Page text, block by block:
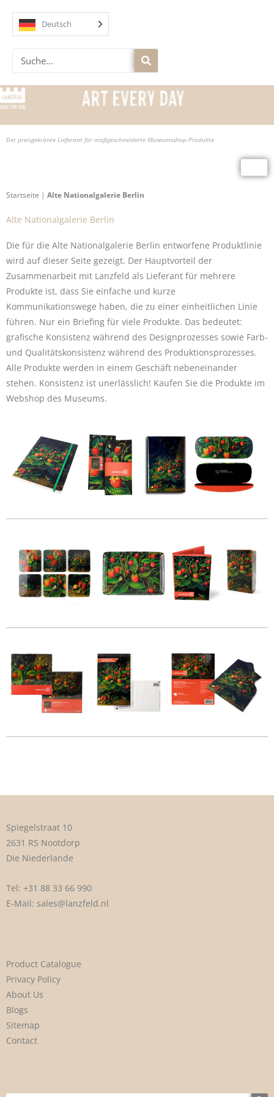
Inhalt
springen
Deutsch
Suche
Der preisgekrönte Lieferant für maßgeschneiderte Museumsshop-Produkte
Startseite | Alte Nationalgalerie Berlin
Alte Nationalgalerie Berlin
Die für die Alte Nationalgalerie Berlin entworfene Produktlinie
wird auf dieser Seite gezeigt. Der Hauptvorteil der
Zusammenarbeit mit Lanzfeld als Lieferant für mehrere
Produkte ist, dass Sie einfache und kurze
Kommunikationswege haben, die zu einer einheitlichen Linie
führen. Nur ein Briefing für viele Produkte. Das bedeutet:
grafische Konsistenz während des Designprozesses sowie Farb-
und Qualitätskonsistenz während des Produktionsprozesses.
Alle Produkte werden in einem Geschäft nebeneinander
stehen. Konsistenz ist unerlässlich! Kaufen Sie die Produkte im
Webshop des Museums.
Spiegelstraat 10
2631 RS Nootdorp
Die Niederlande
Tel: +31 88 33 66 990
E-Mail: sales@lanzfeld.nl
Product Catalogue
Privacy Policy
About Us
Blogs
Sitemap
Contact